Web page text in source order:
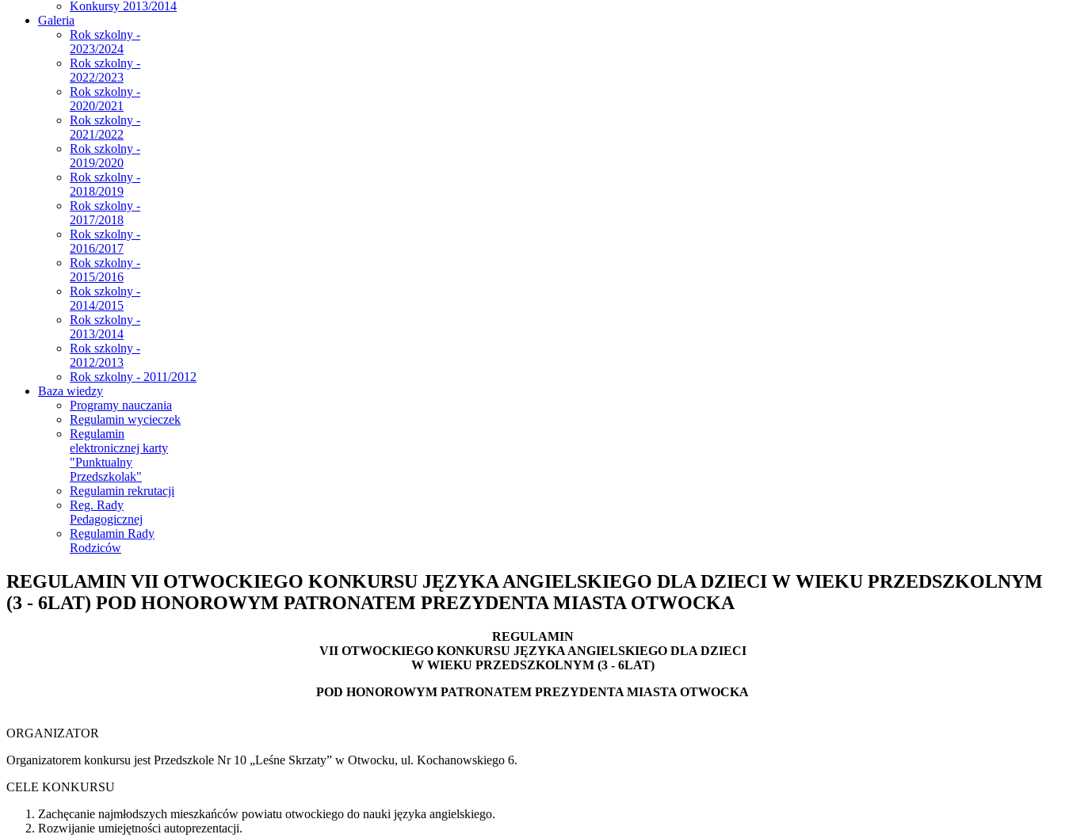
Konkursy 2013/2014
Galeria
Rok szkolny -
2023/2024
Rok szkolny -
2022/2023
Rok szkolny -
2020/2021
Rok szkolny -
2021/2022
Rok szkolny -
2019/2020
Rok szkolny -
2018/2019
Rok szkolny -
2017/2018
Rok szkolny -
2016/2017
Rok szkolny -
2015/2016
Rok szkolny -
2014/2015
Rok szkolny -
2013/2014
Rok szkolny -
2012/2013
Rok szkolny - 2011/2012
Baza wiedzy
Programy nauczania
Regulamin wycieczek
Regulamin
elektronicznej karty
"Punktualny
Przedszkolak"
Regulamin rekrutacji
Reg. Rady
Pedagogicznej
Regulamin Rady
Rodziców
REGULAMIN VII OTWOCKIEGO KONKURSU JĘZYKA ANGIELSKIEGO DLA DZIECI W WIEKU PRZEDSZKOLNYM
(3 - 6LAT) POD HONOROWYM PATRONATEM PREZYDENTA MIASTA OTWOCKA
REGULAMIN
VII OTWOCKIEGO KONKURSU JĘZYKA ANGIELSKIEGO DLA DZIECI
W WIEKU PRZEDSZKOLNYM (3 - 6LAT)
POD HONOROWYM PATRONATEM PREZYDENTA MIASTA OTWOCKA
ORGANIZATOR
Organizatorem konkursu jest Przedszkole Nr 10 „Leśne Skrzaty” w Otwocku, ul. Kochanowskiego 6.
CELE KONKURSU
Zachęcanie najmłodszych mieszkańców powiatu otwockiego do nauki języka angielskiego.
Rozwijanie umiejętności autoprezentacji.